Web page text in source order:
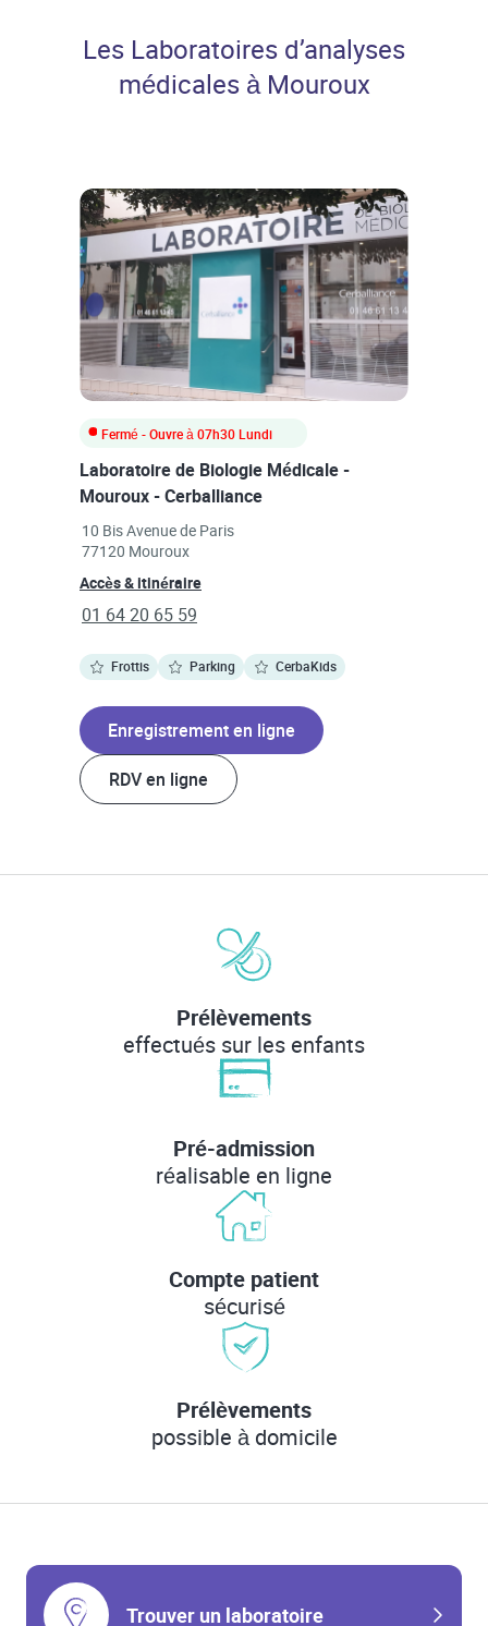
Les Laboratoires d’analyses
médicales à Mouroux
Fermé - Ouvre à07h30Lundi
Laboratoire de Biologie Médicale -
Mouroux - Cerballiance
10 Bis Avenue de Paris
77120 Mouroux
Link Opens in New Tab
Accès & itinéraireLink Opens in New Tab
phone
01 64 20 65 59
Frottis Parking CerbaKids
Enregistrement en ligne
RDV en ligne
Prélèvements
effectués sur les enfants
Pré-admission
réalisable en ligne
Compte patient
sécurisé
Prélèvements
possible à domicile
Trouver un laboratoire